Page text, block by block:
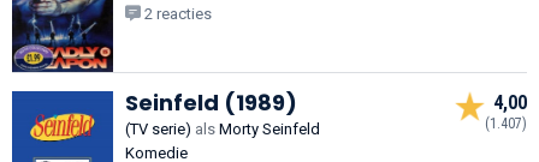
2 reacties
Seinfeld (1989)
(TV serie) als Morty Seinfeld
Komedie
4,00
(1.407)